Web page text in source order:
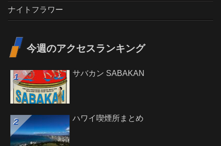
ナイトフラワー
今週のアクセスランキング
サバカン SABAKAN
ハワイ喫煙所まとめ